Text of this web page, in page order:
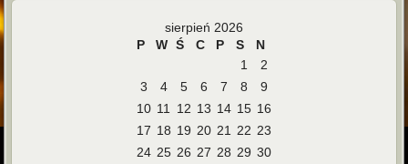
sierpień 2026
P
W Ś C P S
N
1
2
3
4 5 6 7 8
9
10 11 12 13 14 15 16
17 18 19 20 21 22 23
24 25 26 27 28 29 30